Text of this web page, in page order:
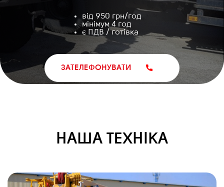
від 950 грн/год
мінімум 4 год
є ПДВ / готівка
ЗАТЕЛЕФОНУВАТИ
НАША ТЕХНІКА